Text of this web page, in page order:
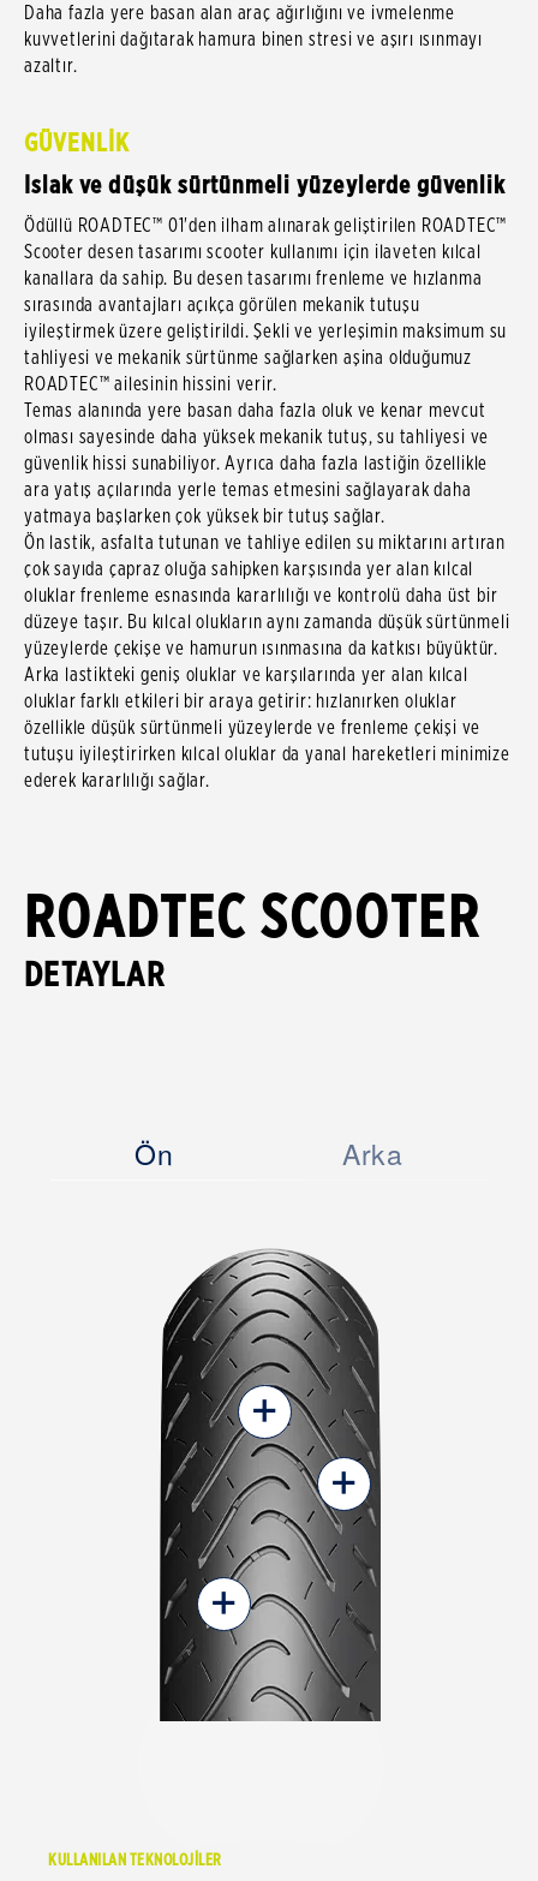
Daha fazla yere basan alan araç ağırlığını ve ivmelenme
kuvvetlerini dağıtarak hamura binen stresi ve aşırı ısınmayı
azaltır.
GÜVENLİK
Islak ve düşük sürtünmeli yüzeylerde güvenlik
Ödüllü ROADTEC™ 01'den ilham alınarak geliştirilen ROADTEC™
Scooter desen tasarımı scooter kullanımı için ilaveten kılcal
kanallara da sahip. Bu desen tasarımı frenleme ve hızlanma
sırasında avantajları açıkça görülen mekanik tutuşu
iyileştirmek üzere geliştirildi. Şekli ve yerleşimin maksimum su
tahliyesi ve mekanik sürtünme sağlarken aşina olduğumuz
ROADTEC™ ailesinin hissini verir.
Temas alanında yere basan daha fazla oluk ve kenar mevcut
olması sayesinde daha yüksek mekanik tutuş, su tahliyesi ve
güvenlik hissi sunabiliyor. Ayrıca daha fazla lastiğin özellikle
ara yatış açılarında yerle temas etmesini sağlayarak daha
yatmaya başlarken çok yüksek bir tutuş sağlar.
Ön lastik, asfalta tutunan ve tahliye edilen su miktarını artıran
çok sayıda çapraz oluğa sahipken karşısında yer alan kılcal
oluklar frenleme esnasında kararlılığı ve kontrolü daha üst bir
düzeye taşır. Bu kılcal olukların aynı zamanda düşük sürtünmeli
yüzeylerde çekişe ve hamurun ısınmasına da katkısı büyüktür.
Arka lastikteki geniş oluklar ve karşılarında yer alan kılcal
oluklar farklı etkileri bir araya getirir: hızlanırken oluklar
özellikle düşük sürtünmeli yüzeylerde ve frenleme çekişi ve
tutuşu iyileştirirken kılcal oluklar da yanal hareketleri minimize
ederek kararlılığı sağlar.
ROADTEC SCOOTER
DETAYLAR
Ön Arka
+
+
+
KULLANILAN TEKNOLOJİLER